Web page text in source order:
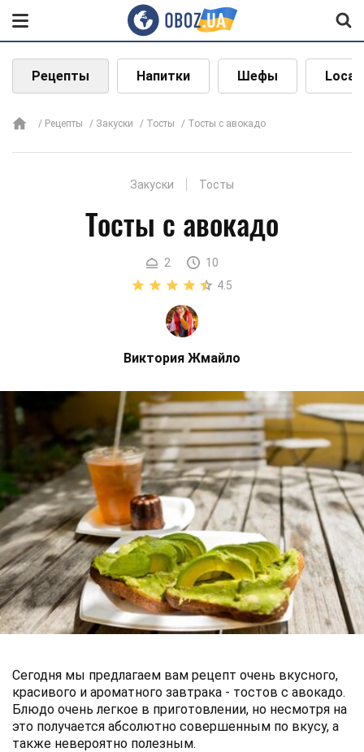
Рецепты Напитки Шефы Local
Рецепты Закуски Тосты Тосты с авокадо
Закуски Тосты
Тосты с авокадо
2
10
4.5
Виктория Жмайло
Сегодня мы предлагаем вам рецепт очень вкусного,
красивого и ароматного завтрака - тостов с авокадо.
Блюдо очень легкое в приготовлении, но несмотря на
это получается абсолютно совершенным по вкусу, а
также невероятно полезным.